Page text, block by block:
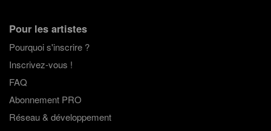
Pour les artistes
Pourquoi s'inscrire ?
Inscrivez-vous !
FAQ
Abonnement PRO
Réseau & développement